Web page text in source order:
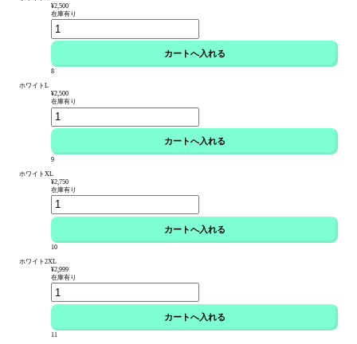
¥2,500
在庫有り
8
ホワイトL
¥2,500
在庫有り
9
ホワイトXL
¥2,750
在庫有り
10
ホワイト2XL
¥2,999
在庫有り
11